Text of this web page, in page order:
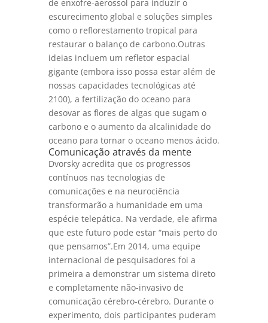
de enxofre-aerossol para induzir o
escurecimento global e soluções simples
como o reflorestamento tropical para
restaurar o balanço de carbono.Outras
ideias incluem um refletor espacial
gigante (embora isso possa estar além de
nossas capacidades tecnológicas até
2100), a fertilização do oceano para
desovar as flores de algas que sugam o
carbono e o aumento da alcalinidade do
oceano para tornar o oceano menos ácido.
Comunicação através da mente
Dvorsky acredita que os progressos
contínuos nas tecnologias de
comunicações e na neurociência
transformarão a humanidade em uma
espécie telepática. Na verdade, ele afirma
que este futuro pode estar “mais perto do
que pensamos”.Em 2014, uma equipe
internacional de pesquisadores foi a
primeira a demonstrar um sistema direto
e completamente não-invasivo de
comunicação cérebro-cérebro. Durante o
experimento, dois participantes puderam